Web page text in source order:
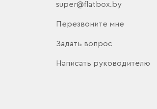
super@flatbox.by
Перезвоните мне
Задать вопрос
Написать руководителю